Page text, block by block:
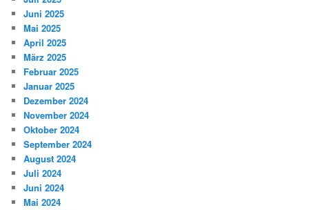
Juni 2025
Mai 2025
April 2025
März 2025
Februar 2025
Januar 2025
Dezember 2024
November 2024
Oktober 2024
September 2024
August 2024
Juli 2024
Juni 2024
Mai 2024